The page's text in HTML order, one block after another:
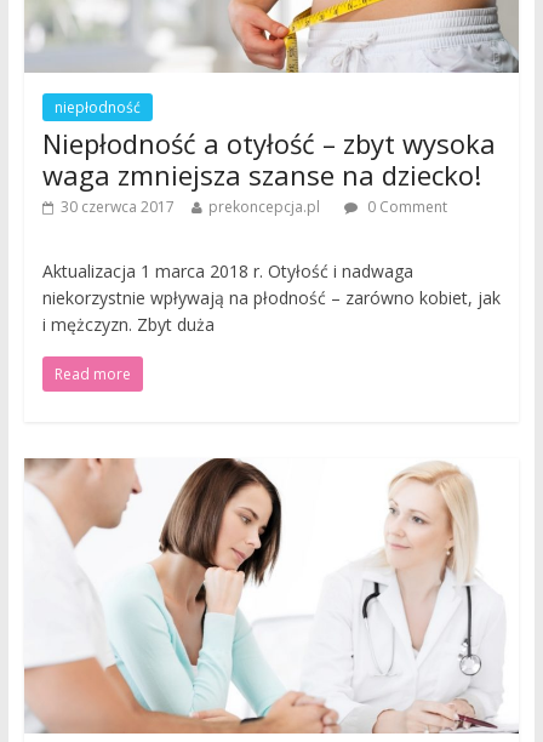
niepłodność
Niepłodność a otyłość – zbyt wysoka
waga zmniejsza szanse na dziecko!
30 czerwca 2017 prekoncepcja.pl 0 Comment
Aktualizacja 1 marca 2018 r. Otyłość i nadwaga
niekorzystnie wpływają na płodność – zarówno kobiet, jak
i mężczyzn. Zbyt duża
Read more